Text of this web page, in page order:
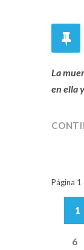
La
en ella
Página 1
1
6